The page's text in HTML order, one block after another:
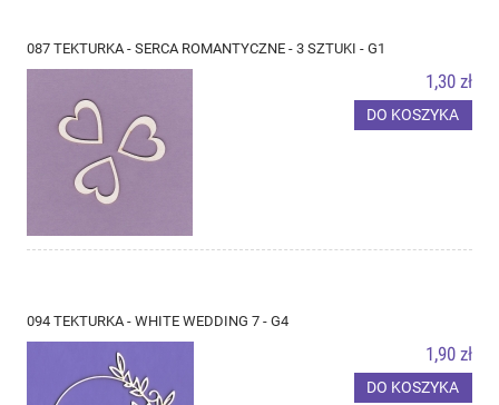
087 TEKTURKA - SERCA ROMANTYCZNE - 3 SZTUKI - G1
1,30 zł
DO KOSZYKA
094 TEKTURKA - WHITE WEDDING 7 - G4
1,90 zł
DO KOSZYKA